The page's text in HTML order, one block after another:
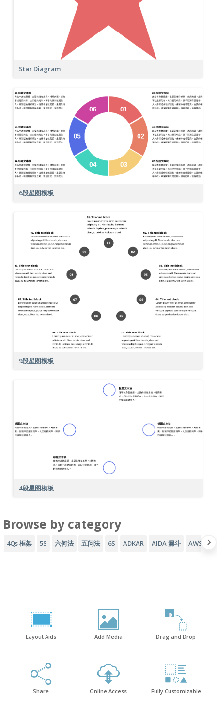
Star Diagram
6段星图模板
9段星图模板
4段星图模板
Browse by category
4Qs 框架 5S 六何法 五问法 6S ADKAR AIDA 漏斗 AWS 架
Layout Aids Add Media Drag and Drop
Share Online Access Fully Customizable